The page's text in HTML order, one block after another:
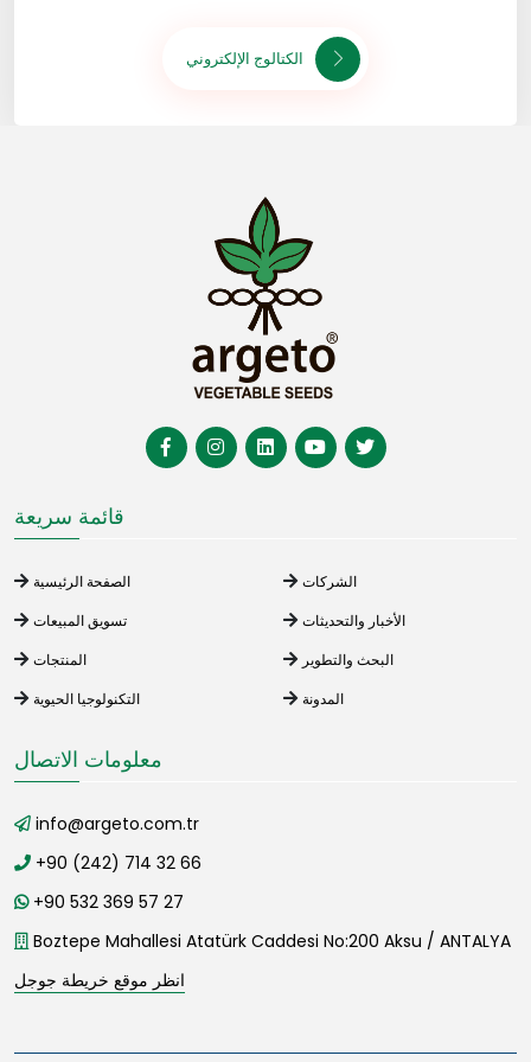
الكتالوج الإلكتروني
قائمة سريعة
الصفحة الرئيسية
الشركات
تسويق المبيعات
الأخبار والتحديثات
المنتجات
البحث والتطوير
التكنولوجيا الحيوية
المدونة
معلومات الاتصال
info@argeto.com.tr
+90 (242) 714 32 66
+90 532 369 57 27
Boztepe Mahallesi Atatürk Caddesi No:200 Aksu / ANTALYA
انظر موقع خريطة جوجل